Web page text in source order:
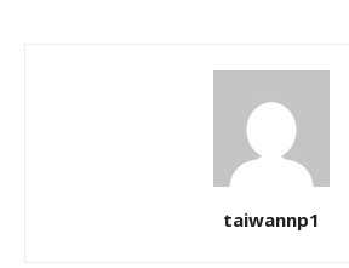
taiwannp1